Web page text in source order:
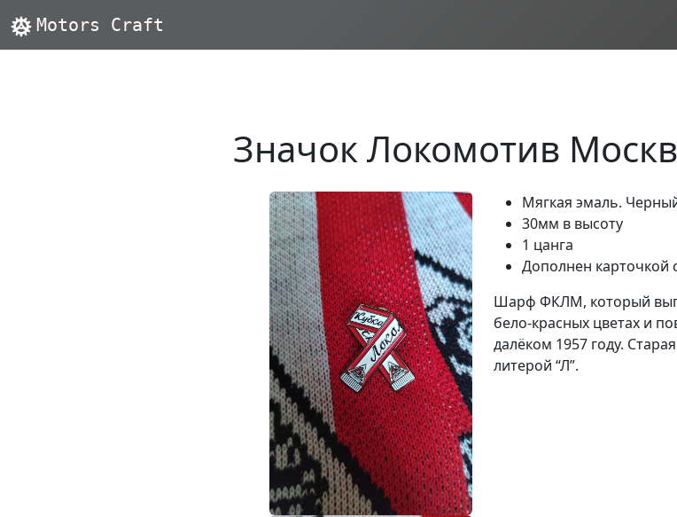
Motors Craft
Значок Локомотив
Мягкая эмаль.
30мм в высоту
1 цанга
Дополнен карточкой
Шарф ФКЛМ, который
бело-красных цветах и
далёком 1957 году.
литерой “Л”.